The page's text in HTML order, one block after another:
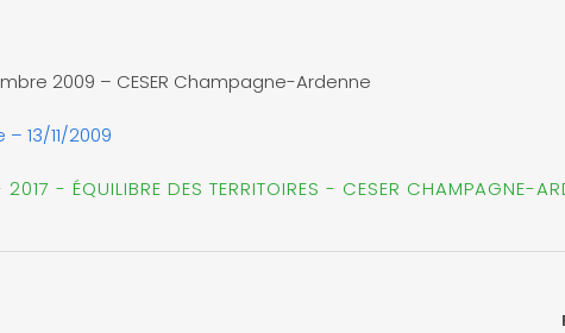
2009 – CESER Champagne-Ardenne
13/11/2009
- ÉQUILIBRE DES TERRITOIRES - CESER CHAMPAGNE-